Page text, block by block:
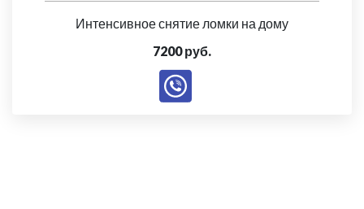
Интенсивное снятие ломки на дому
7200 руб.